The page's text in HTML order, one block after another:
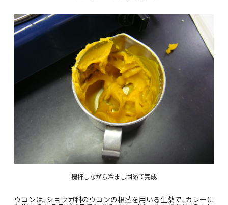
攪拌しながら冷まし固めて完成
ウコンは、ショウガ科のウコンの根茎を用いる生薬で、カレーに